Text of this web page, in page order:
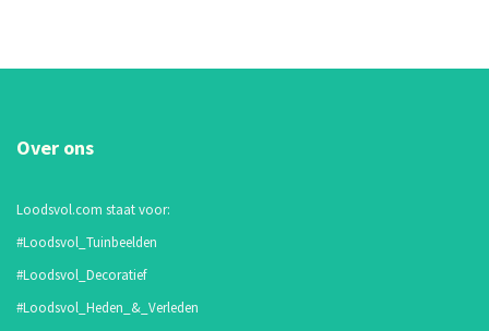
Over ons
Loodsvol.com staat voor:
#Loodsvol_Tuinbeelden
#Loodsvol_Decoratief
#Loodsvol_Heden_&_Verleden